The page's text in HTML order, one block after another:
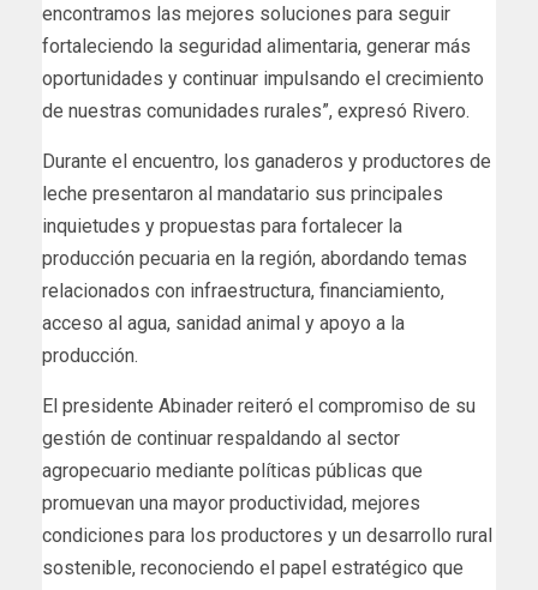
encontramos las mejores soluciones para seguir
fortaleciendo la seguridad alimentaria, generar más
oportunidades y continuar impulsando el crecimiento
de nuestras comunidades rurales”, expresó Rivero.
Durante el encuentro, los ganaderos y productores de
leche presentaron al mandatario sus principales
inquietudes y propuestas para fortalecer la
producción pecuaria en la región, abordando temas
relacionados con infraestructura, financiamiento,
acceso al agua, sanidad animal y apoyo a la
producción.
El presidente Abinader reiteró el compromiso de su
gestión de continuar respaldando al sector
agropecuario mediante políticas públicas que
promuevan una mayor productividad, mejores
condiciones para los productores y un desarrollo rural
sostenible, reconociendo el papel estratégico que